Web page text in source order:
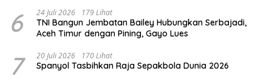
6 24 Juli 2026 179 Lihat
TNI Bangun Jembatan Bailey Hubungkan Serbajadi,
Aceh Timur dengan Pining, Gayo Lues
7 20 Juli 2026 170 Lihat
Spanyol Tasbihkan Raja Sepakbola Dunia 2026